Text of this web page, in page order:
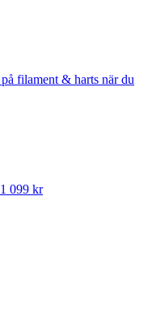
filament & harts när du
099 kr